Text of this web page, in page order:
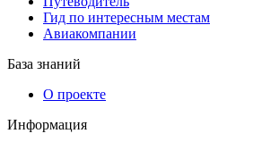
Гид по интересным местам
Авиакомпании
База знаний
О проекте
Информация